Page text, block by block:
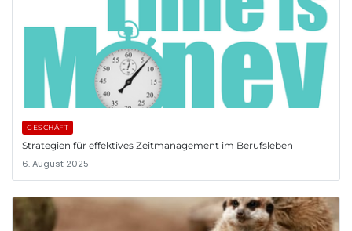
GESCHÄFT
Strategien für effektives Zeitmanagement im Berufsleben
6. August 2025